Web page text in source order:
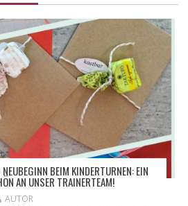
BEIM KINDERTURNEN: EIN
AN UNSER TRAINERTEAM!
AUTOR